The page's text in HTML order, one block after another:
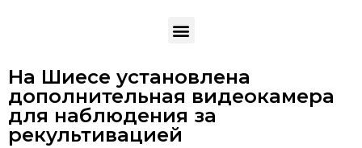
На Шиесе установлена
дополнительная видеокамера
для наблюдения за
рекультивацией